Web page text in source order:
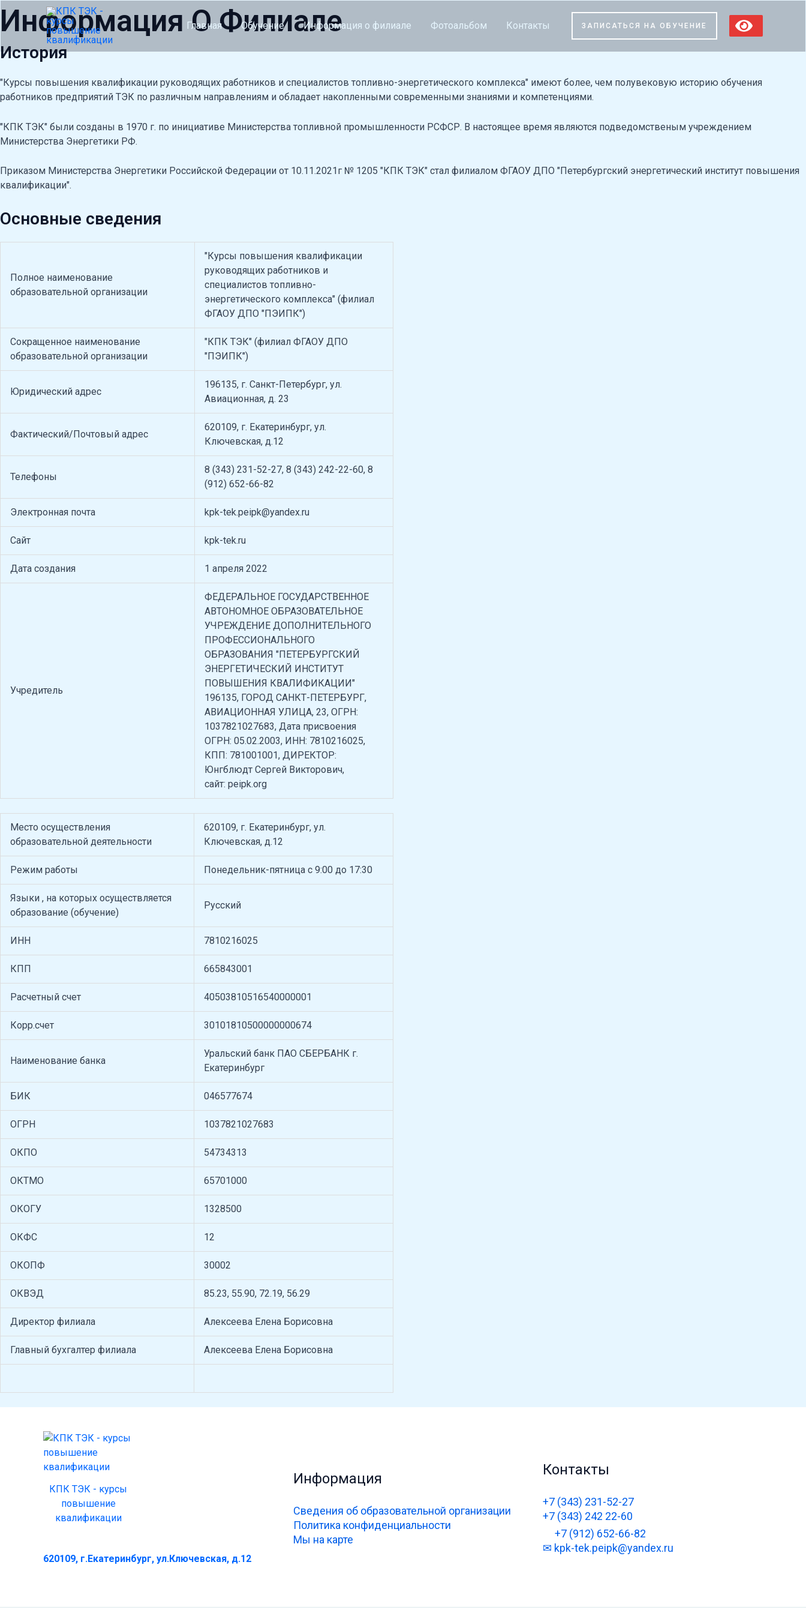
содержимому
Главная Обучение Информация о филиале Фотоальбом Контакты ЗАПИСАТЬСЯ НА ОБУЧЕНИЕ
Информация О Филиале
История
"Курсы повышения квалификации руководящих работников и специалистов топливно-энергетического комплекса" имеют более, чем полувековую историю обучения
работников предприятий ТЭК по различным направлениям и обладает накопленными современными знаниями и компетенциями.
"КПК ТЭК" были созданы в 1970 г. по инициативе Министерства топливной промышленности РСФСР. В настоящее время являются подведомственым учреждением
Министерства Энергетики РФ.
Приказом Министерства Энергетики Российской Федерации от 10.11.2021г № 1205 "КПК ТЭК" стал филиалом ФГАОУ ДПО "Петербургский энергетический институт повышения
квалификации".
Основные сведения
Полное наименование
образовательной организации
"Курсы повышения квалификации
руководящих работников и
специалистов топливно-
энергетического комплекса" (филиал
ФГАОУ ДПО "ПЭИПК")
Сокращенное наименование
образовательной организации
"КПК ТЭК" (филиал ФГАОУ ДПО
"ПЭИПК")
Юридический адрес
196135, г. Санкт-Петербург, ул.
Авиационная, д. 23
Фактический/Почтовый адрес
620109, г. Екатеринбург, ул.
Ключевская, д.12
Телефоны
8 (343) 231-52-27, 8 (343) 242-22-60, 8
(912) 652-66-82
Электронная почта kpk-tek.peipk@yandex.ru
Сайт kpk-tek.ru
Дата создания 1 апреля 2022
Учредитель
ФЕДЕРАЛЬНОЕ ГОСУДАРСТВЕННОЕ
АВТОНОМНОЕ ОБРАЗОВАТЕЛЬНОЕ
УЧРЕЖДЕНИЕ ДОПОЛНИТЕЛЬНОГО
ПРОФЕССИОНАЛЬНОГО
ОБРАЗОВАНИЯ "ПЕТЕРБУРГСКИЙ
ЭНЕРГЕТИЧЕСКИЙ ИНСТИТУТ
ПОВЫШЕНИЯ КВАЛИФИКАЦИИ"
196135, ГОРОД САНКТ-ПЕТЕРБУРГ,
АВИАЦИОННАЯ УЛИЦА, 23, ОГРН:
1037821027683, Дата присвоения
ОГРН: 05.02.2003, ИНН: 7810216025,
КПП: 781001001, ДИРЕКТОР:
Юнгблюдт Сергей Викторович,
сайт: peipk.org
Место осуществления
образовательной деятельности
620109, г. Екатеринбург, ул.
Ключевская, д.12
Режим работы Понедельник-пятница с 9:00 до 17:30
Языки , на которых осуществляется
образование (обучение)
Русский
ИНН 7810216025
КПП 665843001
Расчетный счет 40503810516540000001
Корр.счет 30101810500000000674
Наименование банка
Уральский банк ПАО СБЕРБАНК г.
Екатеринбург
БИК 046577674
ОГРН 1037821027683
ОКПО 54734313
ОКТМО 65701000
ОКОГУ 1328500
ОКФС 12
ОКОПФ 30002
ОКВЭД 85.23, 55.90, 72.19, 56.29
Директор филиала Алексеева Елена Борисовна
Главный бухгалтер филиала Алексеева Елена Борисовна
КПК ТЭК - курсы
повышение
квалификации
620109, г.Екатеринбург, ул.Ключевская, д.12
Информация
Сведения об образовательной организации
Политика конфиденциальности
Мы на карте
Контакты
+7 (343) 231-52-27
+7 (343) 242 22-60
+7 (912) 652-66-82
✉ kpk-tek.peipk@yandex.ru